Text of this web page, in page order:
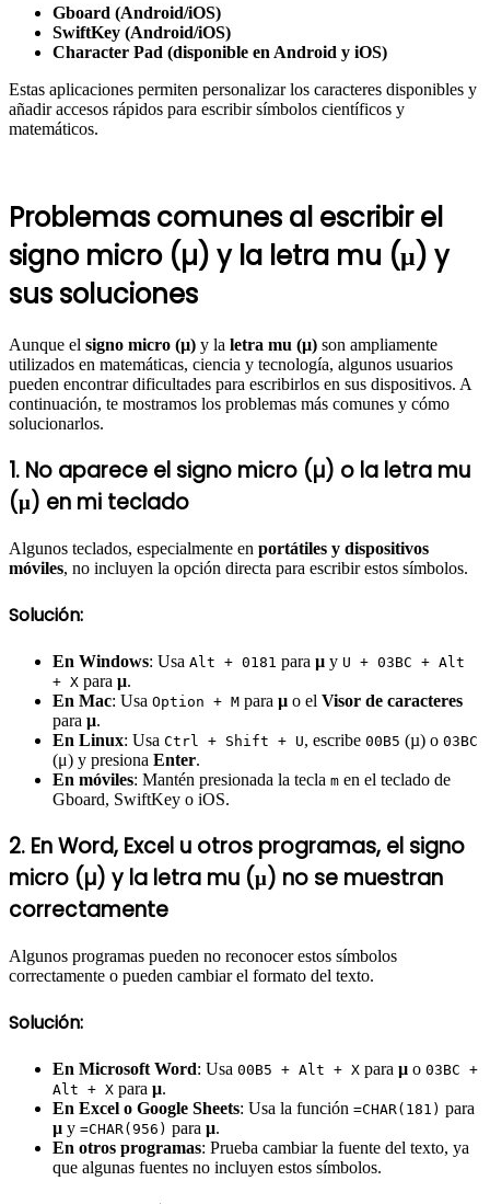
Gboard (Android/iOS)
SwiftKey (Android/iOS)
Character Pad (disponible en Android y iOS)
Estas aplicaciones permiten personalizar los caracteres disponibles y
añadir accesos rápidos para escribir símbolos científicos y
matemáticos.
Problemas comunes al escribir el
signo micro (µ) y la letra mu (μ) y
sus soluciones
Aunque el signo micro (µ) y la letra mu (μ) son ampliamente
utilizados en matemáticas, ciencia y tecnología, algunos usuarios
pueden encontrar dificultades para escribirlos en sus dispositivos. A
continuación, te mostramos los problemas más comunes y cómo
solucionarlos.
1. No aparece el signo micro (µ) o la letra mu
(μ) en mi teclado
Algunos teclados, especialmente en portátiles y dispositivos
móviles, no incluyen la opción directa para escribir estos símbolos.
Solución:
En Windows: Usa Alt + 0181 para µ y U + 03BC + Alt
+ X para μ.
En Mac: Usa Option + M para µ o el Visor de caracteres
para μ.
En Linux: Usa Ctrl + Shift + U, escribe 00B5 (µ) o 03BC
(μ) y presiona Enter.
En móviles: Mantén presionada la tecla m en el teclado de
Gboard, SwiftKey o iOS.
2. En Word, Excel u otros programas, el signo
micro (µ) y la letra mu (μ) no se muestran
correctamente
Algunos programas pueden no reconocer estos símbolos
correctamente o pueden cambiar el formato del texto.
Solución:
En Microsoft Word: Usa 00B5 + Alt + X para µ o 03BC +
Alt + X para μ.
En Excel o Google Sheets: Usa la función =CHAR(181) para
µ y =CHAR(956) para μ.
En otros programas: Prueba cambiar la fuente del texto, ya
que algunas fuentes no incluyen estos símbolos.